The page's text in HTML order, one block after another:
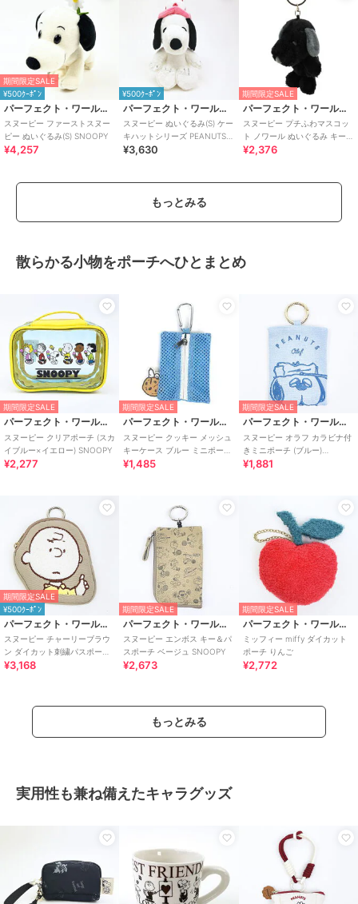
期間限定SALE
¥500ｸｰﾎﾟﾝ
パーフェクト・ワールド・トーキョー
スヌーピー ファーストスヌー
ピー ぬいぐるみ(S) SNOOPY
¥4,257
¥500ｸｰﾎﾟﾝ
パーフェクト・ワールド・トーキョー
スヌーピー ぬいぐるみ(S) ケー
キハットシリーズ PEANUTS
75th SNOOPY
¥3,630
期間限定SALE
パーフェクト・ワールド・トーキョー
スヌーピー プチふわマスコッ
ト ノワール ぬいぐるみ キーホ
ルダー ブラック SNOOPY
¥2,376
もっとみる
散らかる小物をポーチへひとまとめ
期間限定SALE
パーフェクト・ワールド・トーキョー
スヌーピー クリアポーチ (スカ
イブルー×イエロー) SNOOPY
¥2,277
期間限定SALE
パーフェクト・ワールド・トーキョー
スヌーピー クッキー メッシュ
キーケース ブルー ミニポーチ
SNOOPY
¥1,485
期間限定SALE
パーフェクト・ワールド・トーキョー
スヌーピー オラフ カラビナ付
きミニポーチ (ブルー)
SNOOPY
¥1,881
期間限定SALE
¥500ｸｰﾎﾟﾝ
パーフェクト・ワールド・トーキョー
スヌーピー チャーリーブラウ
ン ダイカット刺繍パスポーチ
SNOOPY
¥3,168
期間限定SALE
パーフェクト・ワールド・トーキョー
スヌーピー エンボス キー＆パ
スポーチ ベージュ SNOOPY
¥2,673
期間限定SALE
パーフェクト・ワールド・トーキョー
ミッフィー miffy ダイカット
ポーチ りんご
¥2,772
もっとみる
実用性も兼ね備えたキャラグッズ